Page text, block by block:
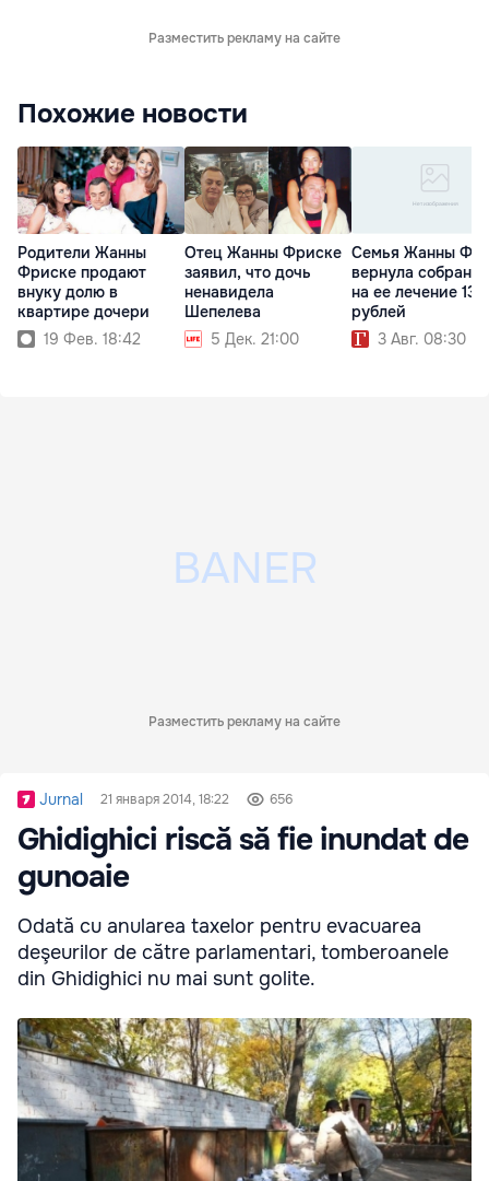
Разместить рекламу на сайте
Похожие новости
Родители Жанны
Фриске продают
внуку долю в
квартире дочери
19 Фев. 18:42
Отец Жанны Фриске
заявил, что дочь
ненавидела
Шепелева
5 Дек. 21:00
Семья Жанны
вернула
на ее лечение 13
рублей
3 Авг. 08:30
Разместить рекламу на сайте
Jurnal 21 января 2014, 18:22 656
Ghidighici riscă să fie inundat de
gunoaie
Odată cu anularea taxelor pentru evacuarea
deşeurilor de către parlamentari, tomberoanele
din Ghidighici nu mai sunt golite.